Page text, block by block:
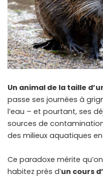
Un animal de la taille
passe ses journées à
l’eau – et pourtant, ses
sources de
des milieux aquatiques en
Ce paradoxe mérite
habitez près d’un cours